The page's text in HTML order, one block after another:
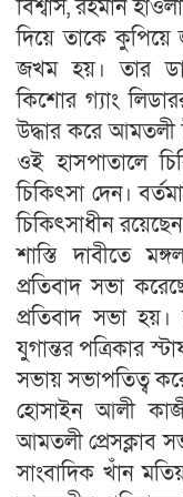
বিশ্বাস, রহমান
দিয়ে তাকে
জখম হয়। তার
কিশোর গ্যাং
উদ্ধার করে আমতলী
ওই হাসপাতালে
চিকিৎসা দেন।
চিকিৎসাধীন
শাস্তি দাবীতে
প্রতিবাদ সভা
প্রতিবাদ সভা
যুগান্তর পত্রিকার
সভায় সভাপতিত্ব
হোসাইন আলী
আমতলী প্রেসক্লাব
সাংবাদিক খাঁন